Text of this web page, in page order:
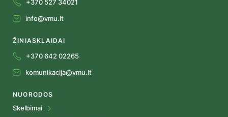
+370 527 34021
info@vmu.lt
ŽINIASKLAIDAI
+370 642 02265
komunikacija@vmu.lt
NUORODOS
Skelbimai